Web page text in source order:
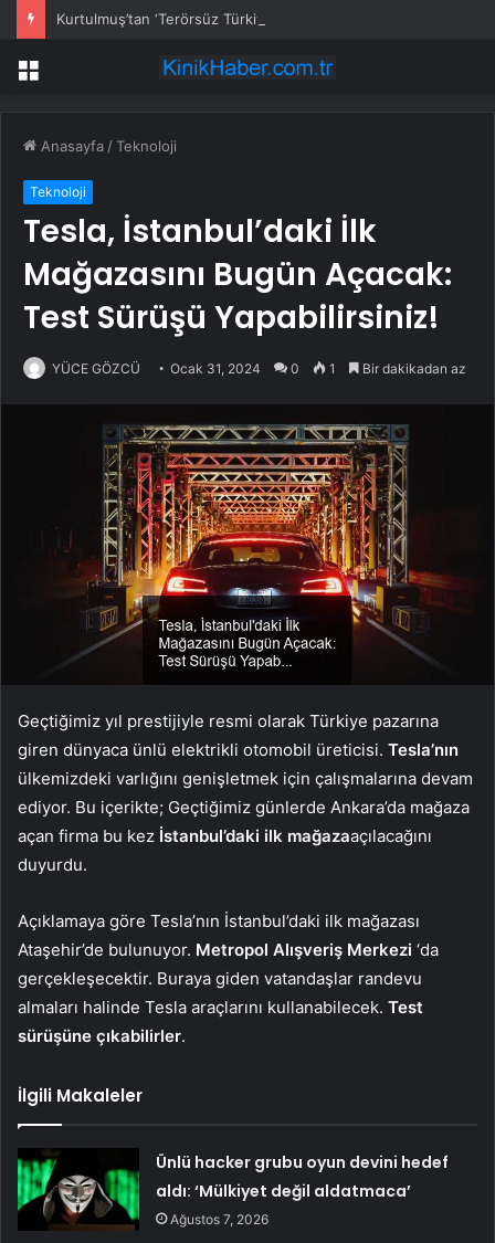
Kurtulmuş’tan ‘Terörsüz Türkiye’ için çerçeve yasa sinyali
Menü
Anasayfa /Teknoloji
Teknoloji
Tesla, İstanbul’daki İlk
Mağazasını Bugün Açacak:
Test Sürüşü Yapabilirsiniz!
YÜCE GÖZCÜ Ocak 31, 2024 0 1 Bir dakikadan az
Geçtiğimiz yıl prestijiyle resmi olarak Türkiye pazarına
giren dünyaca ünlü elektrikli otomobil üreticisi. Tesla’nın
ülkemizdeki varlığını genişletmek için çalışmalarına devam
ediyor. Bu içerikte; Geçtiğimiz günlerde Ankara’da mağaza
açan firma bu kez İstanbul’daki ilk mağazaaçılacağını
duyurdu.
Açıklamaya göre Tesla’nın İstanbul’daki ilk mağazası
Ataşehir’de bulunuyor. Metropol Alışveriş Merkezi ‘da
gerçekleşecektir. Buraya giden vatandaşlar randevu
almaları halinde Tesla araçlarını kullanabilecek. Test
sürüşüne çıkabilirler.
İlgili Makaleler
Ünlü hacker grubu oyun devini hedef
aldı: ‘Mülkiyet değil aldatmaca’
Ağustos 7, 2026